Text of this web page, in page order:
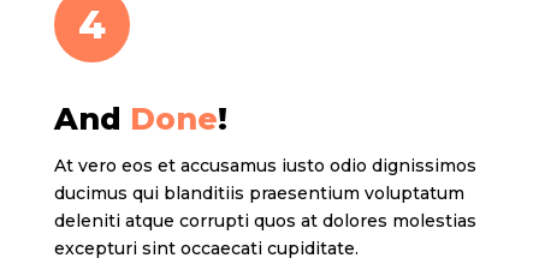
4
And Done!
At vero eos et accusamus iusto odio dignissimos
ducimus qui blanditiis praesentium voluptatum
deleniti atque corrupti quos at dolores molestias
excepturi sint occaecati cupiditate.